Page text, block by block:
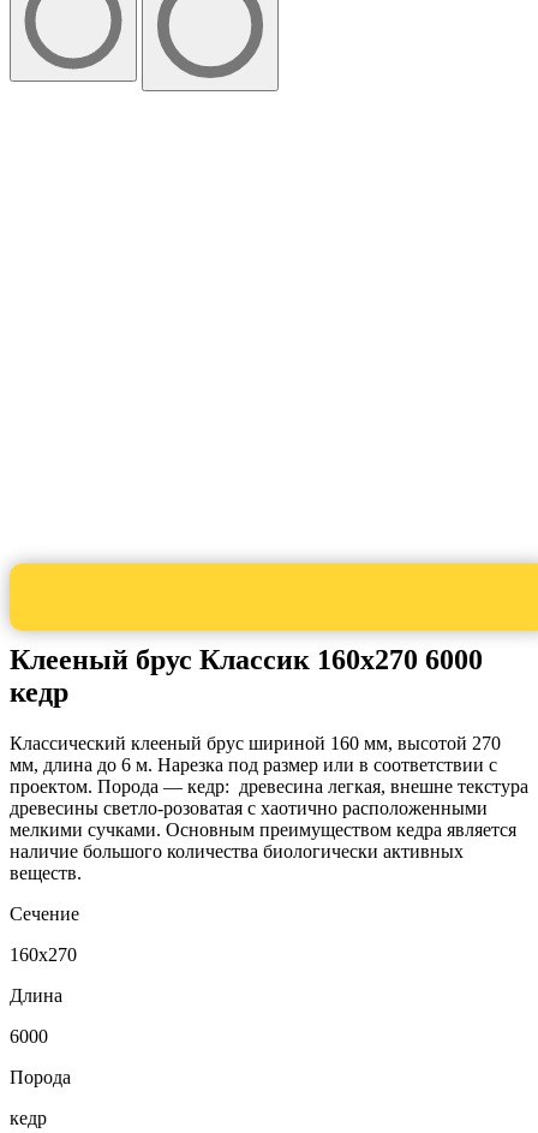
Клееный брус Классик 160x270 6000
кедр
Классический клееный брус шириной 160 мм, высотой 270
мм, длина до 6 м. Нарезка под размер или в соответствии с
проектом. Порода — кедр: древесина легкая, внешне текстура
древесины светло-розоватая с хаотично расположенными
мелкими сучками. Основным преимуществом кедра является
наличие большого количества биологически активных
веществ.
Сечение
160x270
Длина
6000
Порода
кедр